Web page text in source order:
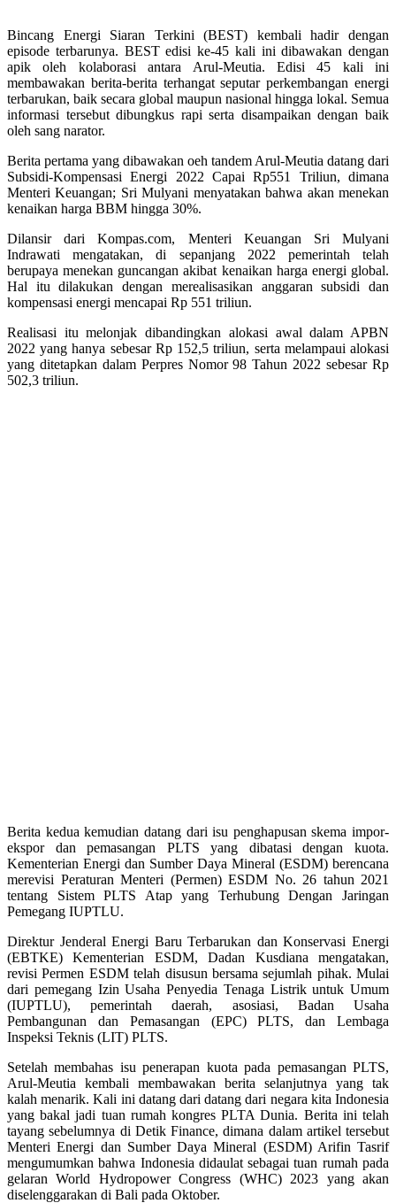
Bincang Energi Siaran Terkini (BEST) kembali hadir dengan
episode terbarunya. BEST edisi ke-45 kali ini dibawakan dengan
apik oleh kolaborasi antara Arul-Meutia. Edisi 45 kali ini
membawakan berita-berita terhangat seputar perkembangan energi
terbarukan, baik secara global maupun nasional hingga lokal. Semua
informasi tersebut dibungkus rapi serta disampaikan dengan baik
oleh sang narator.
Berita pertama yang dibawakan oeh tandem Arul-Meutia datang dari
Subsidi-Kompensasi Energi 2022 Capai Rp551 Triliun, dimana
Menteri Keuangan; Sri Mulyani menyatakan bahwa akan menekan
kenaikan harga BBM hingga 30%.
Dilansir dari Kompas.com, Menteri Keuangan Sri Mulyani
Indrawati mengatakan, di sepanjang 2022 pemerintah telah
berupaya menekan guncangan akibat kenaikan harga energi global.
Hal itu dilakukan dengan merealisasikan anggaran subsidi dan
kompensasi energi mencapai Rp 551 triliun.
Realisasi itu melonjak dibandingkan alokasi awal dalam APBN
2022 yang hanya sebesar Rp 152,5 triliun, serta melampaui alokasi
yang ditetapkan dalam Perpres Nomor 98 Tahun 2022 sebesar Rp
502,3 triliun.
Berita kedua kemudian datang dari isu penghapusan skema impor-
ekspor dan pemasangan PLTS yang dibatasi dengan kuota.
Kementerian Energi dan Sumber Daya Mineral (ESDM) berencana
merevisi Peraturan Menteri (Permen) ESDM No. 26 tahun 2021
tentang Sistem PLTS Atap yang Terhubung Dengan Jaringan
Pemegang IUPTLU.
Direktur Jenderal Energi Baru Terbarukan dan Konservasi Energi
(EBTKE) Kementerian ESDM, Dadan Kusdiana mengatakan,
revisi Permen ESDM telah disusun bersama sejumlah pihak. Mulai
dari pemegang Izin Usaha Penyedia Tenaga Listrik untuk Umum
(IUPTLU), pemerintah daerah, asosiasi, Badan Usaha
Pembangunan dan Pemasangan (EPC) PLTS, dan Lembaga
Inspeksi Teknis (LIT) PLTS.
Setelah membahas isu penerapan kuota pada pemasangan PLTS,
Arul-Meutia kembali membawakan berita selanjutnya yang tak
kalah menarik. Kali ini datang dari datang dari negara kita Indonesia
yang bakal jadi tuan rumah kongres PLTA Dunia. Berita ini telah
tayang sebelumnya di Detik Finance, dimana dalam artikel tersebut
Menteri Energi dan Sumber Daya Mineral (ESDM) Arifin Tasrif
mengumumkan bahwa Indonesia didaulat sebagai tuan rumah pada
gelaran World Hydropower Congress (WHC) 2023 yang akan
diselenggarakan di Bali pada Oktober.